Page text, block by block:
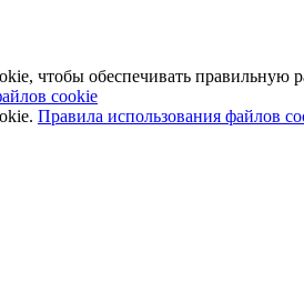
чтобы обеспечивать правильную
cookie
Правила использования файлов